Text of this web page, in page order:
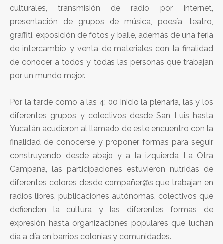
culturales, transmisión de radio por Internet,
presentación de grupos de música, poesía, teatro,
graffiti, exposición de fotos y baile, además de una feria
de intercambio y venta de materiales con la finalidad
de conocer a todos y todas las personas que trabajan
por un mundo mejor.
Por la tarde como a las 4: 00 inicio la plenaria, las y los
diferentes grupos y colectivos desde San Luis hasta
Yucatán acudieron al llamado de este encuentro con la
finalidad de conocerse y proponer formas para seguir
construyendo desde abajo y a la izquierda La Otra
Campaña, las participaciones estuvieron nutridas de
diferentes colores desde compañer@s que trabajan en
radios libres, publicaciones autónomas, colectivos que
defienden la cultura y las diferentes formas de
expresión hasta organizaciones populares que luchan
día a día en barrios colonias y comunidades.